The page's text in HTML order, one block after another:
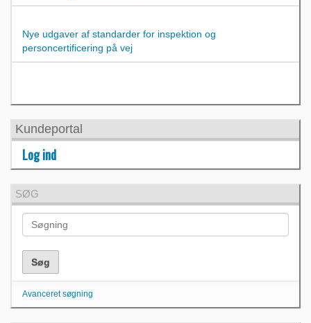
Nye udgaver af standarder for inspektion og
personcertificering på vej
Kundeportal
Log ind
SØG
Avanceret søgning